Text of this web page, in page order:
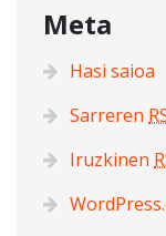
Meta
Hasi saioa
Sarreren
Iruzkinen